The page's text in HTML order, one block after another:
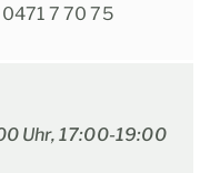
0471 7 70 75
Uhr, 17:00-19:00